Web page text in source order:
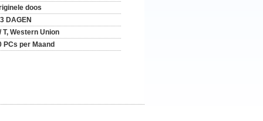
doos
DAGEN
T, Western Union
PCs per Maand